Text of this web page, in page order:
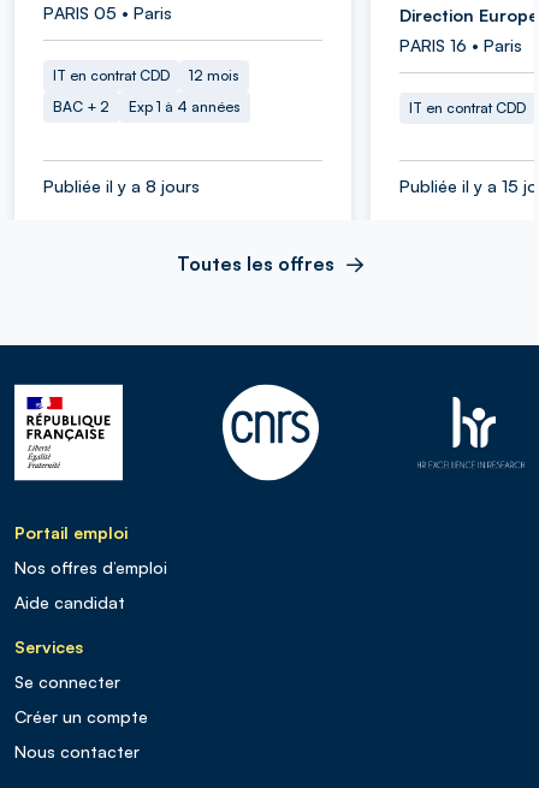
PARIS 05 • Paris
IT en contrat CDD
12 mois
BAC + 2
Exp 1 à 4 années
Publiée il y a 8 jours
Direction
PARIS 16 • Paris
IT en contrat CDD
Publiée il y a 15
Toutes les offres
Portail emploi
Nos offres d’emploi
Aide candidat
Services
Se connecter
Créer un compte
Nous contacter